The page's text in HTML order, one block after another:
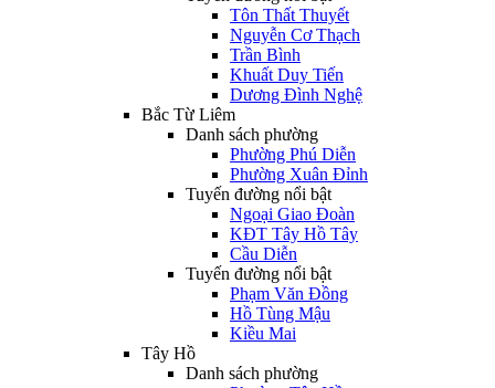
Tôn Thất Thuyết
Nguyễn Cơ Thạch
Trần Bình
Khuất Duy Tiến
Dương Đình Nghệ
Bắc Từ Liêm
Danh sách phường
Phường Phú Diễn
Phường Xuân Đỉnh
Tuyến đường nổi bật
Ngoại Giao Đoàn
KĐT Tây Hồ Tây
Cầu Diễn
Tuyến đường nổi bật
Phạm Văn Đồng
Hồ Tùng Mậu
Kiều Mai
Tây Hồ
Danh sách phường